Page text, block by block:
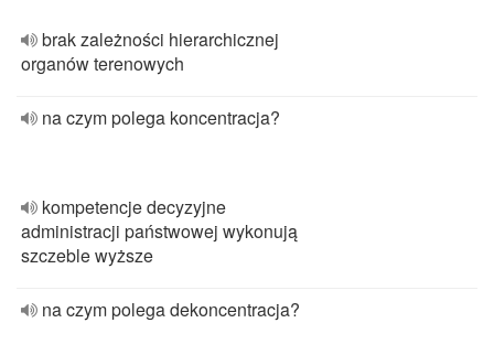
brak zależności hierarchicznej
organów terenowych
na czym polega koncentracja?
kompetencje decyzyjne
administracji państwowej wykonują
szczeble wyższe
na czym polega dekoncentracja?